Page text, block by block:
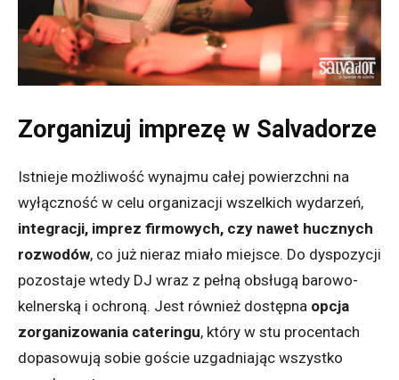
Zorganizuj imprezę w Salvadorze
Istnieje możliwość wynajmu całej powierzchni na
wyłączność w celu organizacji wszelkich wydarzeń,
integracji, imprez firmowych, czy nawet hucznych
rozwodów, co już nieraz miało miejsce. Do dyspozycji
pozostaje wtedy DJ wraz z pełną obsługą barowo-
kelnerską i ochroną. Jest również dostępna opcja
zorganizowania cateringu, który w stu procentach
dopasowują sobie goście uzgadniając wszystko